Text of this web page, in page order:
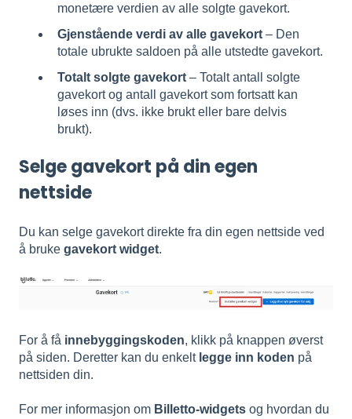
monetære verdien av alle solgte gavekort.
Gjenstående verdi av alle gavekort – Den
totale ubrukte saldoen på alle utstedte gavekort.
Totalt solgte gavekort – Totalt antall solgte
gavekort og antall gavekort som fortsatt kan
løses inn (dvs. ikke brukt eller bare delvis
brukt).
Selge gavekort på din egen
nettside
Du kan selge gavekort direkte fra din egen nettside ved
å bruke gavekort widget.
For å få innebyggingskoden, klikk på knappen øverst
på siden. Deretter kan du enkelt legge inn koden på
nettsiden din.
For mer informasjon om Billetto-widgets og hvordan du